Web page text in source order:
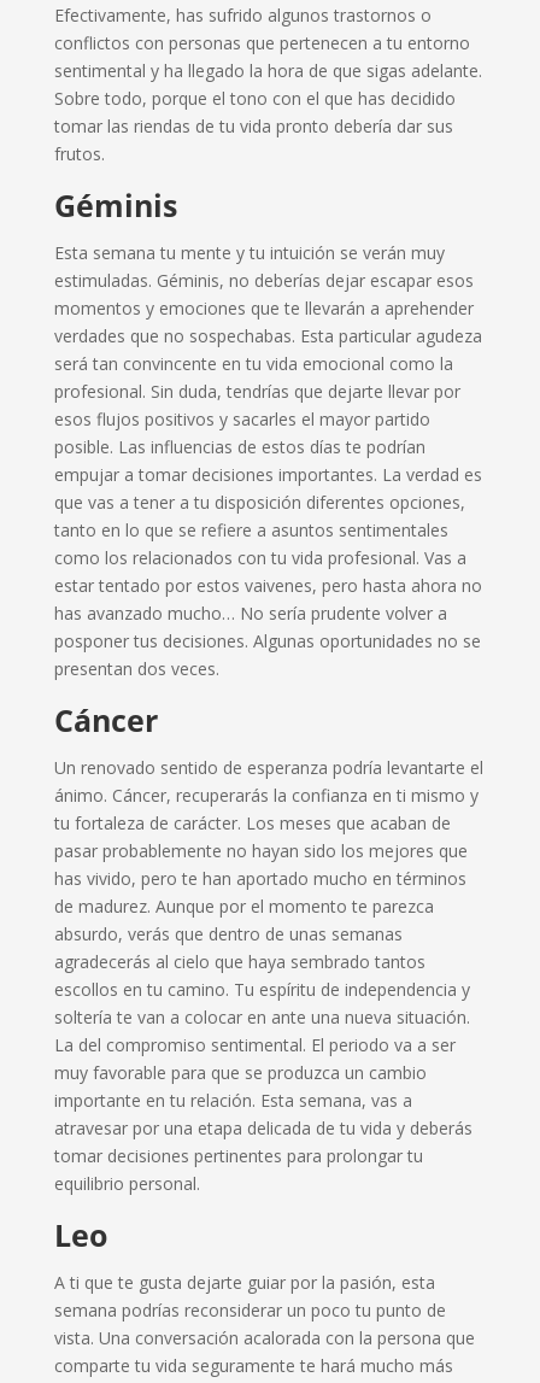
Efectivamente, has sufrido algunos trastornos o
conflictos con personas que pertenecen a tu entorno
sentimental y ha llegado la hora de que sigas adelante.
Sobre todo, porque el tono con el que has decidido
tomar las riendas de tu vida pronto debería dar sus
frutos.
Géminis
Esta semana tu mente y tu intuición se verán muy
estimuladas. Géminis, no deberías dejar escapar esos
momentos y emociones que te llevarán a aprehender
verdades que no sospechabas. Esta particular agudeza
será tan convincente en tu vida emocional como la
profesional. Sin duda, tendrías que dejarte llevar por
esos flujos positivos y sacarles el mayor partido
posible. Las influencias de estos días te podrían
empujar a tomar decisiones importantes. La verdad es
que vas a tener a tu disposición diferentes opciones,
tanto en lo que se refiere a asuntos sentimentales
como los relacionados con tu vida profesional. Vas a
estar tentado por estos vaivenes, pero hasta ahora no
has avanzado mucho… No sería prudente volver a
posponer tus decisiones. Algunas oportunidades no se
presentan dos veces.
Cáncer
Un renovado sentido de esperanza podría levantarte el
ánimo. Cáncer, recuperarás la confianza en ti mismo y
tu fortaleza de carácter. Los meses que acaban de
pasar probablemente no hayan sido los mejores que
has vivido, pero te han aportado mucho en términos
de madurez. Aunque por el momento te parezca
absurdo, verás que dentro de unas semanas
agradecerás al cielo que haya sembrado tantos
escollos en tu camino. Tu espíritu de independencia y
soltería te van a colocar en ante una nueva situación.
La del compromiso sentimental. El periodo va a ser
muy favorable para que se produzca un cambio
importante en tu relación. Esta semana, vas a
atravesar por una etapa delicada de tu vida y deberás
tomar decisiones pertinentes para prolongar tu
equilibrio personal.
Leo
A ti que te gusta dejarte guiar por la pasión, esta
semana podrías reconsiderar un poco tu punto de
vista. Una conversación acalorada con la persona que
comparte tu vida seguramente te hará mucho más